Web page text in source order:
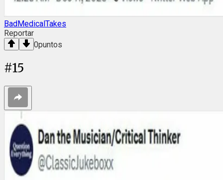
BadMedicalTakes
Reportar
0puntos
#15